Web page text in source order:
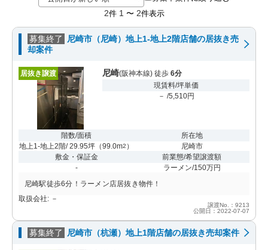
2件 1 〜 2件表示
募集終了
尼崎市（尼崎）地上1-地上2階店舗の居抜き売
却案件
居抜き譲渡 尼崎(阪神本線) 徒歩 6分
現賃料/坪単価
－ /5,510円
階数/面積
地上1-地上2階/ 29.95坪 （99.0m2 ）
所在地
尼崎市
敷金・保証金
-
前業態/希望譲渡額
ラーメン/150万円
尼崎駅徒歩6分！ラーメン店居抜き物件！
取扱会社: －
譲渡No.：9213
公開日：2022-07-07
募集終了 尼崎市（杭瀬）地上1階店舗の居抜き売却案件